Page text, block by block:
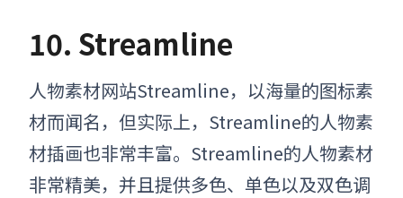
10. Streamline
人物素材网站Streamline， 以海量的图标素
材而闻名，但实际上，Streamline的人物素
材插画也非常丰富。Streamline的人物素材
非常精美，并且提供多色、单色以及双色调